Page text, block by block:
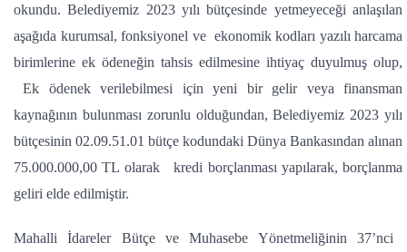
okundu. Belediyemiz 2023 yılı bütçesinde yetmeyeceği anlaşılan
aşağıda kurumsal, fonksiyonel ve ekonomik kodları yazılı harcama
birimlerine ek ödeneğin tahsis edilmesine ihtiyaç duyulmuş olup,
Ek ödenek verilebilmesi için yeni bir gelir veya finansman
kaynağının bulunması zorunlu olduğundan, Belediyemiz 2023 yılı
bütçesinin 02.09.51.01 bütçe kodundaki Dünya Bankasından alınan
75.000.000,00 TL olarak kredi borçlanması yapılarak, borçlanma
geliri elde edilmiştir.
Mahalli İdareler Bütçe ve Muhasebe Yönetmeliğinin 37’nci